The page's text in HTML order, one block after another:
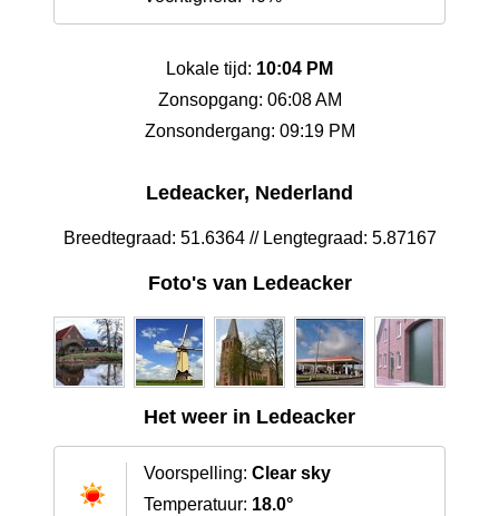
Lokale tijd: 10:04 PM
Zonsopgang: 06:08 AM
Zonsondergang: 09:19 PM
Ledeacker, Nederland
Breedtegraad: 51.6364 // Lengtegraad: 5.87167
Foto's van Ledeacker
Het weer in Ledeacker
Voorspelling: Clear sky
Temperatuur: 18.0°